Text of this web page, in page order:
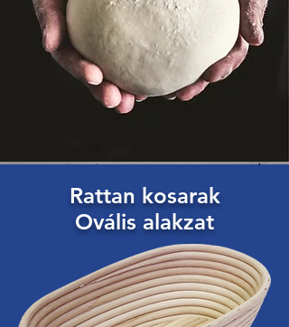
Rattan kosarak
Ovális alakzat